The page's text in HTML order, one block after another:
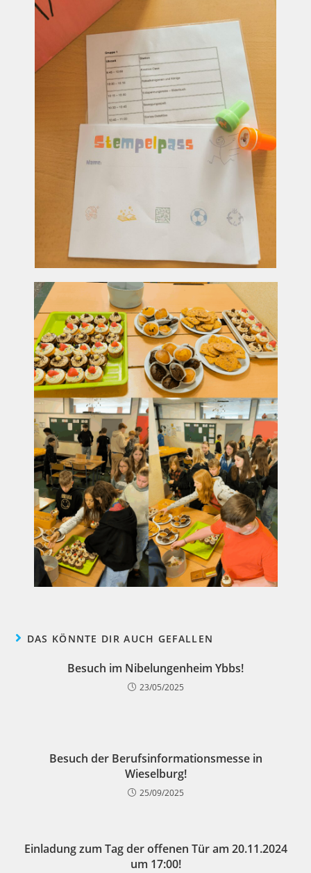
DAS KÖNNTE DIR AUCH GEFALLEN
Besuch im Nibelungenheim Ybbs!
23/05/2025
Besuch der Berufsinformationsmesse in
Wieselburg!
25/09/2025
Einladung zum Tag der offenen Tür am 20.11.2024
um 17:00!